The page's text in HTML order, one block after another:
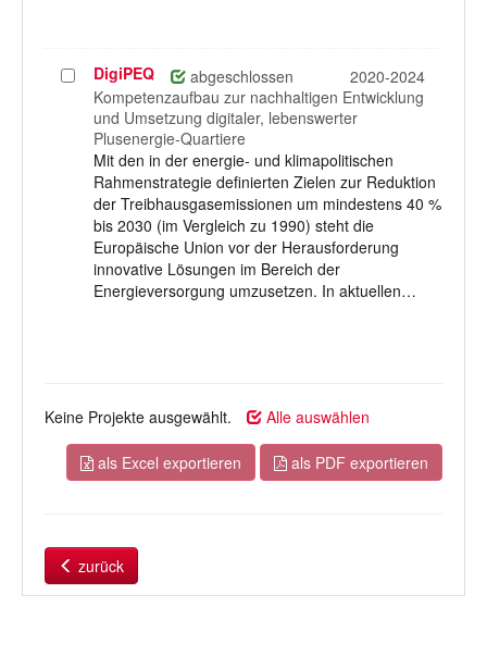
Projekt
auswählen
DigiPEQ abgeschlossen
2020-2024
Kompetenzaufbau zur nachhaltigen Entwicklung
und Umsetzung digitaler, lebenswerter
Plusenergie-Quartiere
Mit den in der energie- und klimapolitischen
Rahmenstrategie definierten Zielen zur Reduktion
der Treibhausgasemissionen um mindestens 40 %
bis 2030 (im Vergleich zu 1990) steht die
Europäische Union vor der Herausforderung
innovative Lösungen im Bereich der
Energieversorgung umzusetzen. In aktuellen…
Keine Projekte ausgewählt. Alle auswählen
als Excel exportieren als PDF exportieren
zurück